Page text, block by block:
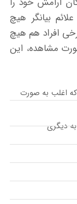
بیانگر هیچ
افراد هم هیچ
مشاهده، این
که اغلب به صورت
دیگری